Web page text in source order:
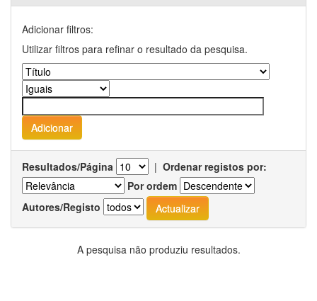
Adicionar filtros:
Utilizar filtros para refinar o resultado da pesquisa.
Resultados/Página | Ordenar registos por:
Por ordem
Autores/Registo
A pesquisa não produziu resultados.